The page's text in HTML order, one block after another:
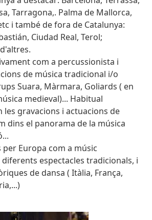
Tarragona,. Palma de Mallorca,
i també de fora de Catalunya:
Ciudad Real, Terol;
com a percussionista i
de música tradicional i/o
Suara, Màrmara, Goliards ( en
medieval)... Habitual
gravacions i actuacions de
dins el panorama de la música
Europa com a músic
espectacles tradicionals, i
de dansa ( Itàlia, França,